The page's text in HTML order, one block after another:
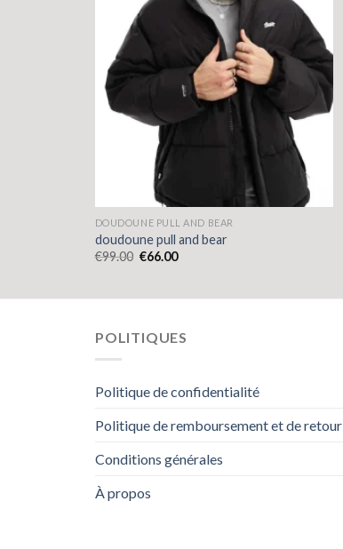
DOUDOUNE PULL AND BEAR
doudoune pull and bear
€99.00 €66.00
POLITIQUES
Politique de confidentialité
Politique de remboursement et de retour
Conditions générales
À propos